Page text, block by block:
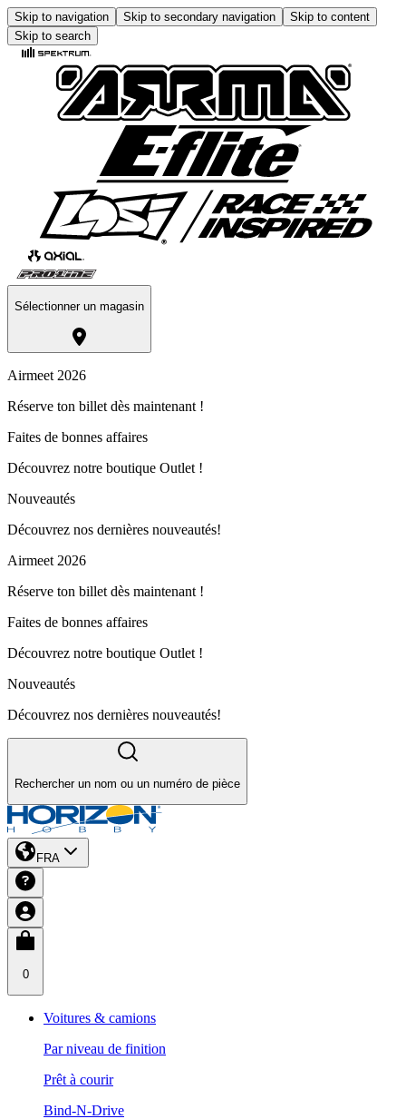
Skip to navigation Skip to secondary navigation
Skip to content
Skip to search
Sélectionner un magasin
Airmeet 2026
Réserve ton billet dès maintenant !
Faites de bonnes affaires
Découvrez notre boutique Outlet !
Nouveautés
Découvrez nos dernières nouveautés!
Airmeet 2026
Réserve ton billet dès maintenant !
Faites de bonnes affaires
Découvrez notre boutique Outlet !
Nouveautés
Découvrez nos dernières nouveautés!
Rechercher un nom ou un numéro de pièce
FRA
0
Voitures & camions
Par niveau de finition
Prêt à courir
Bind-N-Drive